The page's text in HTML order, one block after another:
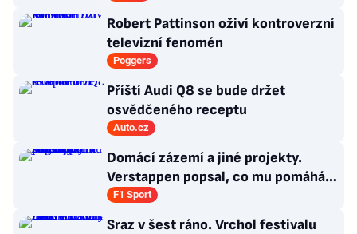
Robert Pattinson oživí kontroverzní
televizní fenomén
Poggers
Příští Audi Q8 se bude držet
osvědčeného receptu
Auto.cz
Domácí zázemí a jiné projekty.
Verstappen popsal, co mu pomáhá
se soustředit na závodění
F1 Sport
Sraz v šest ráno. Vrchol festivalu